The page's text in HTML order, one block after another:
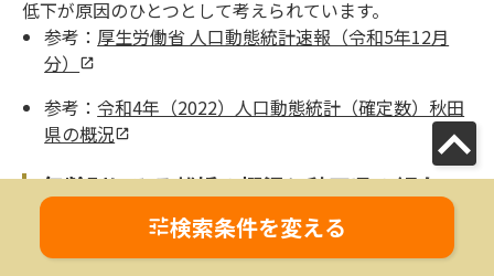
低下が原因のひとつとして考えられています。
参考： 厚生労働省 人口動態統計速報（令和5年12月
分）
参考：令和4年（2022）人口動態統計（確定数）秋田
県の概況
年齢別にみる離婚の概況と秋田県の傾向
厚生労働省の令和4年度「離婚に関する統計」の概況に
よると、日本では1960年（昭和35年）から2000年（平
検索条件を変える